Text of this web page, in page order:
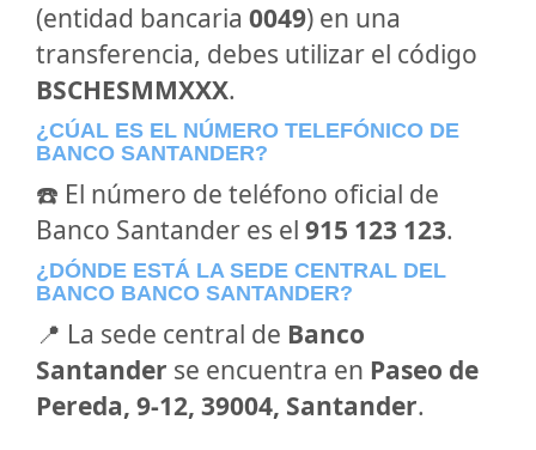
(entidad bancaria 0049) en una
transferencia, debes utilizar el código
BSCHESMMXXX.
¿CÚAL ES EL NÚMERO TELEFÓNICO DE
BANCO SANTANDER?
☎️ El número de teléfono oficial de
Banco Santander es el 915 123 123.
¿DÓNDE ESTÁ LA SEDE CENTRAL DEL
BANCO BANCO SANTANDER?
📍 La sede central de Banco
Santander se encuentra en Paseo de
Pereda, 9-12, 39004, Santander.